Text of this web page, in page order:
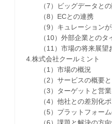
（7）ビッグデータとの
（8）ECとの連携
（9）キュレーションが
（10）外部企業とのタ
（11）市場の将来展望
4.株式会社クールミント
（1）市場の概況
（2）サービスの概要と
（3）ターゲットと営業
（4）他社との差別化ポ
（5）プラットフォーム